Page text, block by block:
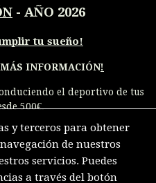
- AÑO 2026
tu sueño!
INFORMACIÓN!
el deportivo de tus
500€.
y terceros para obtener
de nuestros
servicios. Puedes
a través del botón